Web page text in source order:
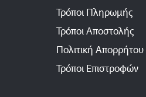
Τρόποι Πληρωμής
Τρόποι Αποστολής
Πολιτική Απορρήτου
Τρόποι Επιστροφών